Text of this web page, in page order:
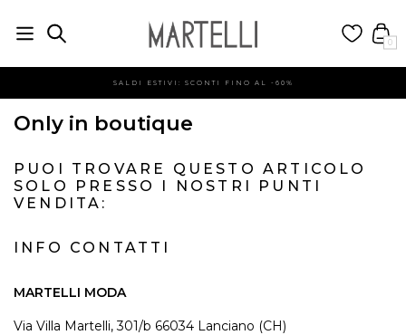
0
SALDI ESTIVI: SCONTI FINO AL -60%
Only in boutique
PUOI TROVARE QUESTO ARTICOLO
SOLO PRESSO I NOSTRI PUNTI
VENDITA:
INFO CONTATTI
MARTELLI MODA
Via Villa Martelli, 301/b 66034 Lanciano (CH)